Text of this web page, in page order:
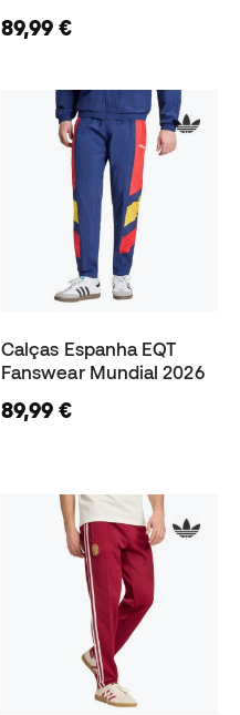
89,99 €
Calças Espanha EQT
Fanswear Mundial 2026
89,99 €